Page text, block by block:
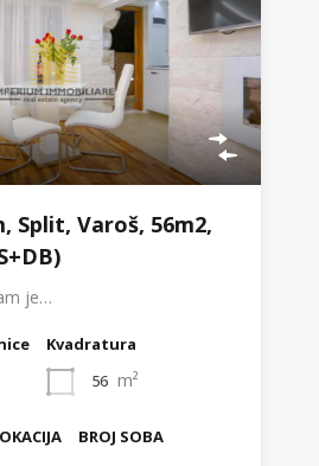
Split, Varoš, 56m2,
je…
Kvadratura
56 m²
BROJ SOBA